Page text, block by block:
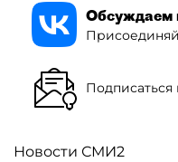
Обсуждаем
Подписаться
Новости СМИ2